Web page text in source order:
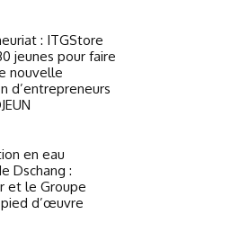
: ITGStore
jeunes pour faire
nouvelle
d’entrepreneurs
en eau
Dschang :
et le Groupe
pied d’œuvre